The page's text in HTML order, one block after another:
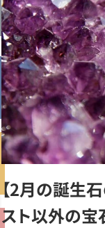
【2月の誕生
スト以外の宝